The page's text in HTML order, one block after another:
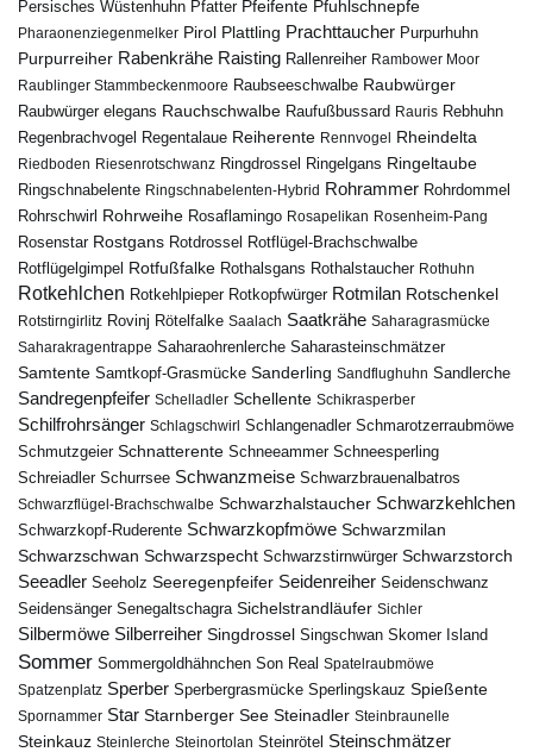
Persisches Wüstenhuhn Pfatter Pfeifente Pfuhlschnepfe
Pharaonenziegenmelker Pirol Plattling Prachttaucher Purpurhuhn
Purpurreiher Rabenkrähe Raisting Rallenreiher Rambower Moor
Raublinger Stammbeckenmoore Raubseeschwalbe Raubwürger
Raubwürger elegans Rauchschwalbe Raufußbussard Rauris Rebhuhn
Regenbrachvogel Regentalaue Reiherente Rennvogel Rheindelta
Riedboden Riesenrotschwanz Ringdrossel Ringelgans Ringeltaube
Ringschnabelente Ringschnabelenten-Hybrid Rohrammer Rohrdommel
Rohrschwirl Rohrweihe Rosaflamingo Rosapelikan Rosenheim-Pang
Rosenstar Rostgans Rotdrossel
Rotflügel-Brachschwalbe
Rotflügelgimpel Rotfußfalke Rothalsgans Rothalstaucher Rothuhn
Rotkehlchen Rotkehlpieper Rotkopfwürger Rotmilan Rotschenkel
Rotstirngirlitz Rovinj Rötelfalke Saalach Saatkrähe Saharagrasmücke
Saharakragentrappe Saharaohrenlerche Saharasteinschmätzer
Samtente Samtkopf-Grasmücke Sanderling Sandflughuhn Sandlerche
Sandregenpfeifer Schelladler Schellente Schikrasperber
Schilfrohrsänger Schlagschwirl Schlangenadler Schmarotzerraubmöwe
Schmutzgeier Schnatterente Schneeammer Schneesperling
Schreiadler Schurrsee Schwanzmeise Schwarzbrauenalbatros
Schwarzflügel-Brachschwalbe Schwarzhalstaucher Schwarzkehlchen
Schwarzkopf-Ruderente Schwarzkopfmöwe Schwarzmilan
Schwarzschwan Schwarzspecht Schwarzstirnwürger Schwarzstorch
Seeadler Seeholz Seeregenpfeifer Seidenreiher Seidenschwanz
Seidensänger Senegaltschagra Sichelstrandläufer Sichler
Silbermöwe Silberreiher Singdrossel Singschwan Skomer Island
Sommer Sommergoldhähnchen Son Real Spatelraubmöwe
Spatzenplatz Sperber Sperbergrasmücke Sperlingskauz Spießente
Spornammer Star Starnberger See Steinadler Steinbraunelle
Steinkauz Steinlerche Steinortolan Steinrötel Steinschmätzer